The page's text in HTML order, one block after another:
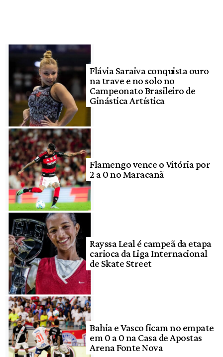
Flávia Saraiva conquista ouro
na trave e no solo no
Campeonato Brasileiro de
Ginástica Artística
Flamengo vence o Vitória por
2 a 0 no Maracanã
Rayssa Leal é campeã da etapa
carioca da Liga Internacional
de Skate Street
Bahia e Vasco ficam no empate
em 0 a 0 na Casa de Apostas
Arena Fonte Nova